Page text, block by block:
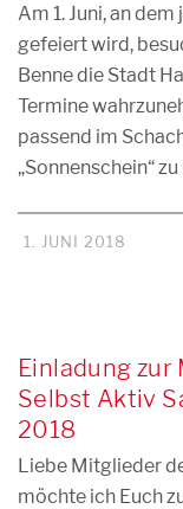
Am 1. Juni, an
gefeiert wird,
Benne die Stadt
Termine
passend im
„Sonnenschein“
1. JUNI 2018
Einladung
Selbst Aktiv
2018
Liebe Mitglieder
möchte ich Euch